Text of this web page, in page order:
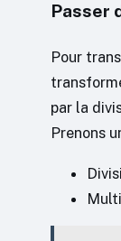
Passer
Pour
par la
Prenons